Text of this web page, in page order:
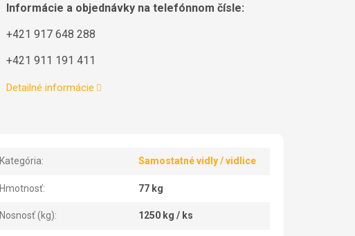
Informácie a objednávky na telefónnom čísle:
+421 917 648 288
+421 911 191 411
Detailné informácie
Kategória: Samostatné vidly / vidlice
Hmotnosť: 77 kg
Nosnosť (kg): 1250 kg / ks